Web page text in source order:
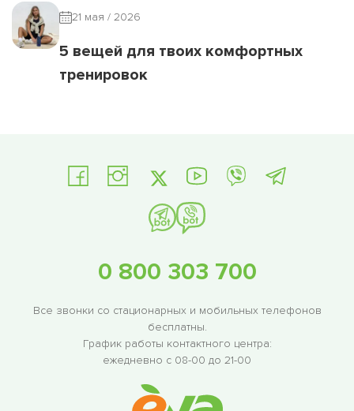
21 мая / 2026
5 вещей для твоих комфортных
тренировок
0 800 303 700
Все звонки со стационарных и мобильных телефонов
бесплатны.
График работы контактного центра:
ежедневно с 08-00 до 21-00